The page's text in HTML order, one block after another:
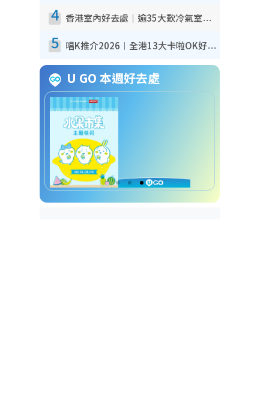
4 香港室內好去處｜逾35大歎冷氣室內好去處推介 室內活動免費避雨無懼落雨
5 唱K推介2026︱全港13大卡啦OK好去處！最平$36起 日文K都有！(附地址+收費詳情)
U GO 本週好去處